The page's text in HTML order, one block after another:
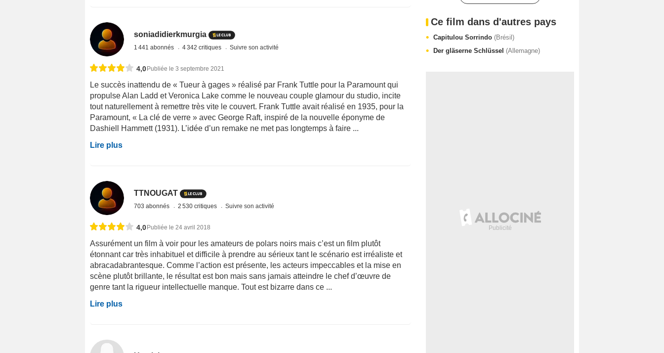
soniadidierkmurgia
1 441 abonnés 4 342 critiques Suivre son activité
4,0 Publiée le 3 septembre 2021
Le succès inattendu de « Tueur à gages » réalisé par Frank Tuttle pour la Paramount qui
propulse Alan Ladd et Veronica Lake comme le nouveau couple glamour du studio, incite
tout naturellement à remettre très vite le couvert. Frank Tuttle avait réalisé en 1935, pour la
Paramount, « La clé de verre » avec George Raft, inspiré de la nouvelle éponyme de
Dashiell Hammett (1931). L’idée d’un remake ne met pas longtemps à faire ...
Lire plus
TTNOUGAT
703 abonnés 2 530 critiques Suivre son activité
4,0 Publiée le 24 avril 2018
Assurément un film à voir pour les amateurs de polars noirs mais c’est un film plutôt
étonnant car très inhabituel et difficile à prendre au sérieux tant le scénario est irréaliste et
abracadabrantesque. Comme l’action est présente, les acteurs impeccables et la mise en
scène plutôt brillante, le résultat est bon mais sans jamais atteindre le chef d’œuvre de
genre tant la rigueur intellectuelle manque. Tout est bizarre dans ce ...
Lire plus
Ce film dans d'autres pays
Capitulou Sorrindo (Brésil)
Der gläserne Schlüssel (Allemagne)